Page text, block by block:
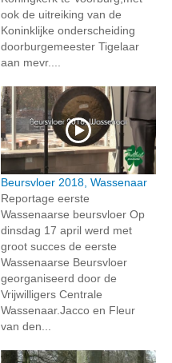
ook de uitreiking van de
Koninklijke onderscheiding
doorburgemeester Tigelaar
aan mevr....
Beursvloer 2018, Wassenaar
Reportage eerste
Wassenaarse beursvloer Op
dinsdag 17 april werd met
groot succes de eerste
Wassenaarse Beursvloer
georganiseerd door de
Vrijwilligers Centrale
Wassenaar.Jacco en Fleur
van den...